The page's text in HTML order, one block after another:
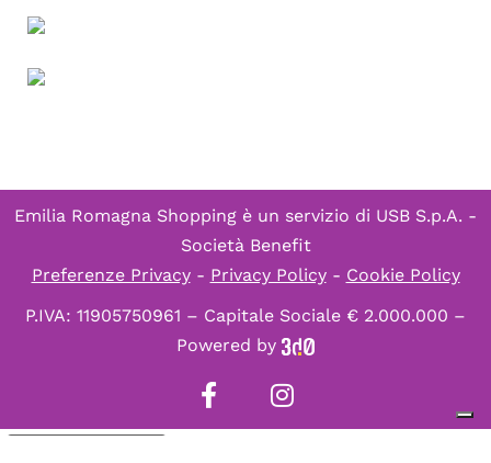
Emilia Romagna Shopping è un servizio di USB S.p.A. -
Società Benefit
Preferenze Privacy- Privacy Policy- Cookie Policy
P.IVA: 11905750961 – Capitale Sociale € 2.000.000 –
Powered by